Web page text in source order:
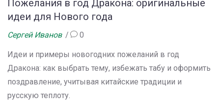
Пожелания в год Дракона: оригинальные
идеи для Нового года
Сергей Иванов 0
Идеи и примеры новогодних пожеланий в год
Дракона: как выбрать тему, избежать табу и оформить
поздравление, учитывая китайские традиции и
русскую теплоту.